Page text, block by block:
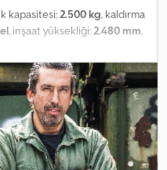
kapasitesi:2.500 kg, kaldırma
, inşaat yüksekliği:2.480 mm,
253 GTS taşınabilir forklift,
yüksekliği yaklaşık 3700
destek ayakları, tepe
reklam kaplamalı ve/veya
Airsf Teklifimiz genel olarak
Yeni TÜV muayenesi
memnuniyetle sunarız!
olabilir. Genel teslimat ve